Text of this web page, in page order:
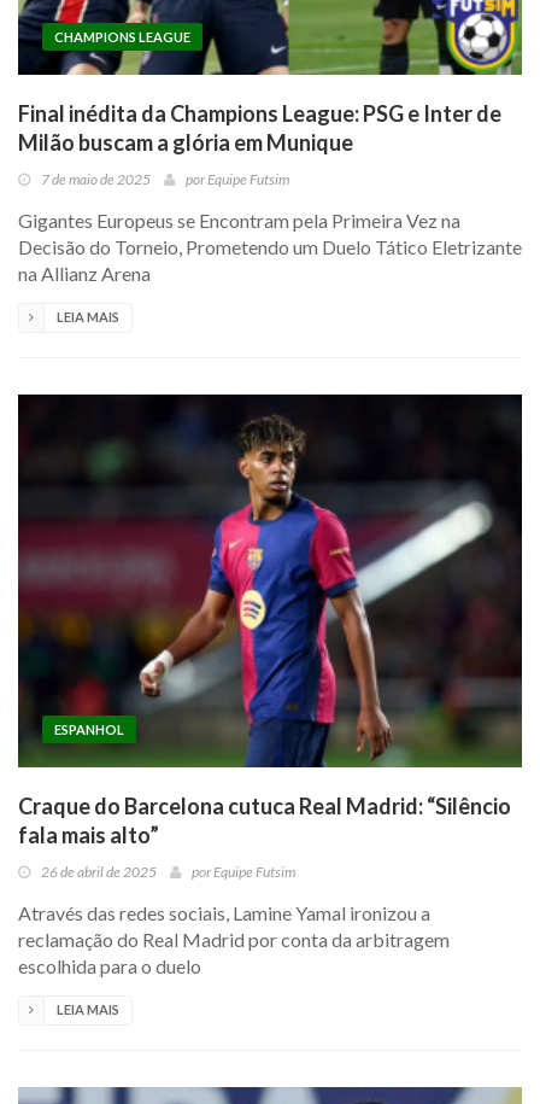
CHAMPIONS LEAGUE
Final inédita da Champions League: PSG e Inter de
Milão buscam a glória em Munique
7 de maio de 2025 por Equipe Futsim
Gigantes Europeus se Encontram pela Primeira Vez na
Decisão do Torneio, Prometendo um Duelo Tático Eletrizante
na Allianz Arena
LEIA MAIS
ESPANHOL
Craque do Barcelona cutuca Real Madrid: “Silêncio
fala mais alto”
26 de abril de 2025 porEquipe Futsim
Através das redes sociais, Lamine Yamal ironizou a
reclamação do Real Madrid por conta da arbitragem
escolhida para o duelo
LEIA MAIS